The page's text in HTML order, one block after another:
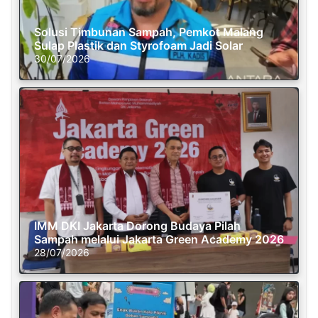
Solusi Timbunan Sampah, Pemkot Malang
Sulap Plastik dan Styrofoam Jadi Solar
30/07/2026
IMM DKI Jakarta Dorong Budaya Pilah
Sampah melalui Jakarta Green Academy 2026
28/07/2026